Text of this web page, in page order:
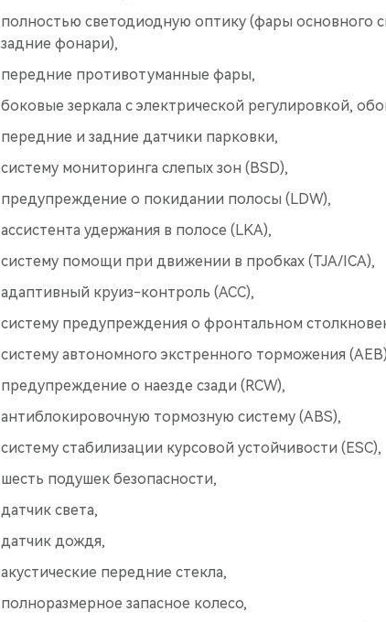
полностью светодиодную оптику (фары основного
задние фонари),
передние противотуманные фары,
боковые зеркала с электрической регулировкой,
передние и задние датчики парковки,
систему мониторинга слепых зон (BSD),
предупреждение о покидании полосы (LDW),
ассистента удержания в полосе (LKA),
систему помощи при движении в пробках (TJA/ICA),
адаптивный круиз-контроль (ACC),
систему предупреждения о фронтальном
систему автономного экстренного торможения
предупреждение о наезде сзади (RCW),
антиблокировочную тормозную систему (ABS),
систему стабилизации курсовой устойчивости (ESС),
шесть подушек безопасности,
датчик света,
датчик дождя,
акустические передние стекла,
полноразмерное запасное колесо,